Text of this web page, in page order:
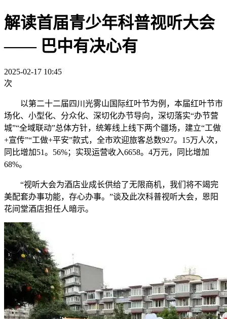
解读首届青少年科普视听大会
—— 巴中有决心有
2025-02-17 10:45
次
以第二十二届四川光雾山国际红叶节为例，本届红叶节市
场化、小型化、分众化、深切化办节导向，深切落实“办节营
城”“全域联动”总体方针，统筹线上线下两个疆场，建立“工做
+宣传”“工做+平安”款式，全市欢迎旅客总数927。15万人次，
同比增加51。56%；实现运营收入6658。4万元，同比增加
68%。
“视听大会为酒店业成长供给了无限商机，我们将不竭完
美配套办事功能，存心办事。”谈及此次科普视听大会，恩阳
花间堂酒店担任人暗示。